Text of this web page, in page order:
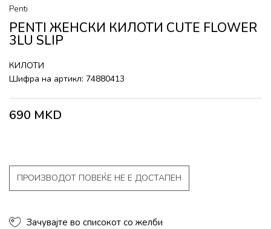
Penti
PENTI ЖЕНСКИ КИЛОТИ CUTE FLOWER
3LU SLIP
КИЛОТИ
Шифра на артикл: 74880413
690 MKD
ПРОИЗВОДОТ ПОВЕЌЕ НЕ Е ДОСТАПЕН
Зачувајте во списокот со желби